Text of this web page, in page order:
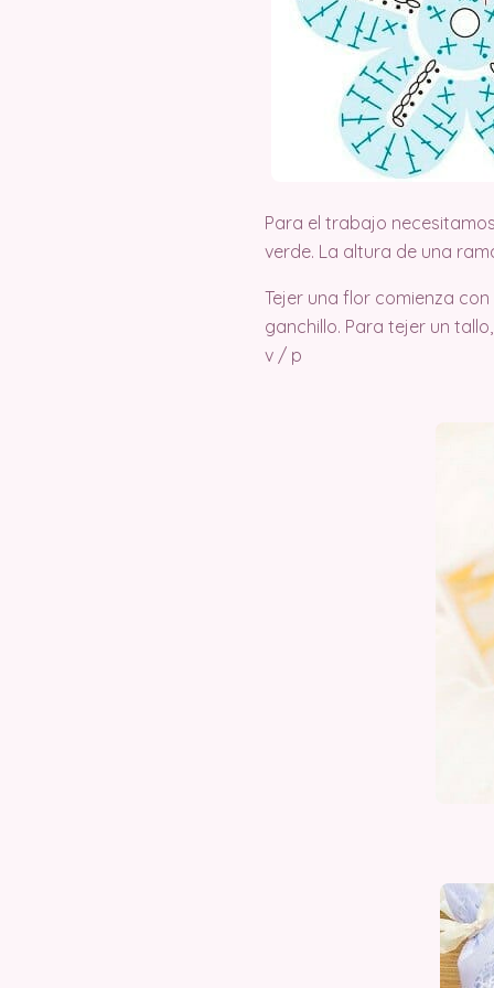
Para el trabajo
verde. La altura de una
Tejer una flor comienza
ganchillo. Para tejer un
v / p